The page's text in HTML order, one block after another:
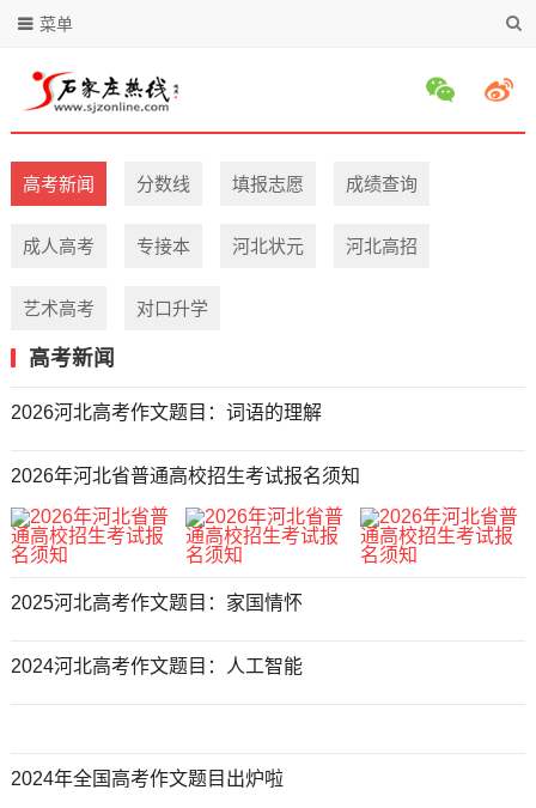
菜单
高考新闻 分数线 填报志愿 成绩查询
成人高考 专接本 河北状元 河北高招
艺术高考 对口升学
高考新闻
2026河北高考作文题目：词语的理解
2026年河北省普通高校招生考试报名须知
2025河北高考作文题目：家国情怀
2024河北高考作文题目：人工智能
2024年全国高考作文题目出炉啦